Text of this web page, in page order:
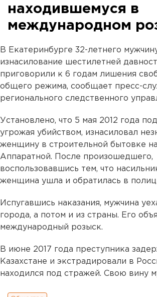
находившемуся в
международном
В Екатеринбурге 32-летнего
изнасилование шестилетней
приговорили к 6 годам лишения
общего режима, сообщает пресс-
регионального следственного
Установлено, что 5 мая 2012 года
угрожая убийством, изнасиловал
женщину в строительной бытовке
Аппаратной. После произошедшего,
воспользовавшись тем, что
женщина ушла и обратилась в
Испугавшись наказания, мужчина
города, а потом и из страны. Его
международный розыск.
В июне 2017 года преступника
Казахстане и экстрадировали в
находился под стражей. Свою вину